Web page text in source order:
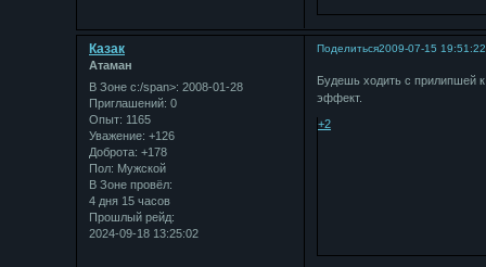
Поделиться2009-07-15 19:51:22
Казак
Атаман
В Зоне с:/span>: 2008-01-28
Приглашений: 0
Опыт: 1165
Уважение: +126
Доброта: +178
Пол: Мужской
В Зоне провёл:
4 дня 15 часов
Прошлый рейд:
2024-09-18 13:25:02
Будешь ходить с прилипшей
эффект.
+2